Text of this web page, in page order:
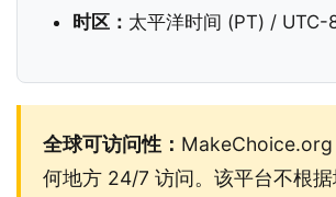
时区： 太平洋时间 (PT) / UTC-
全球可访问性：
何地方 24/7 访问。该平台不根据